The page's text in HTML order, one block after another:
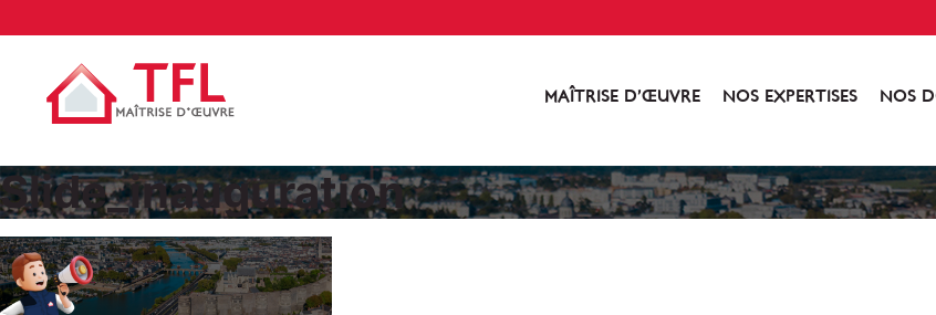
MAÎTRISE D’ŒUVRE NOS EXPERTISES NOS
Slide_inauguration